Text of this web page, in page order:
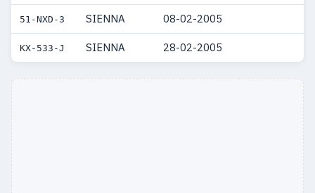
51-NXD-3 SIENNA 08-02-2005
KX-533-J SIENNA 28-02-2005